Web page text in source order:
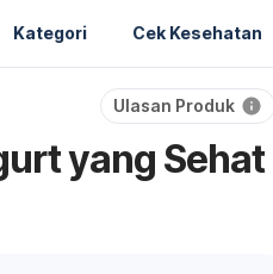
Kategori Cek Kesehatan
Ulasan Produk
yang Sehat